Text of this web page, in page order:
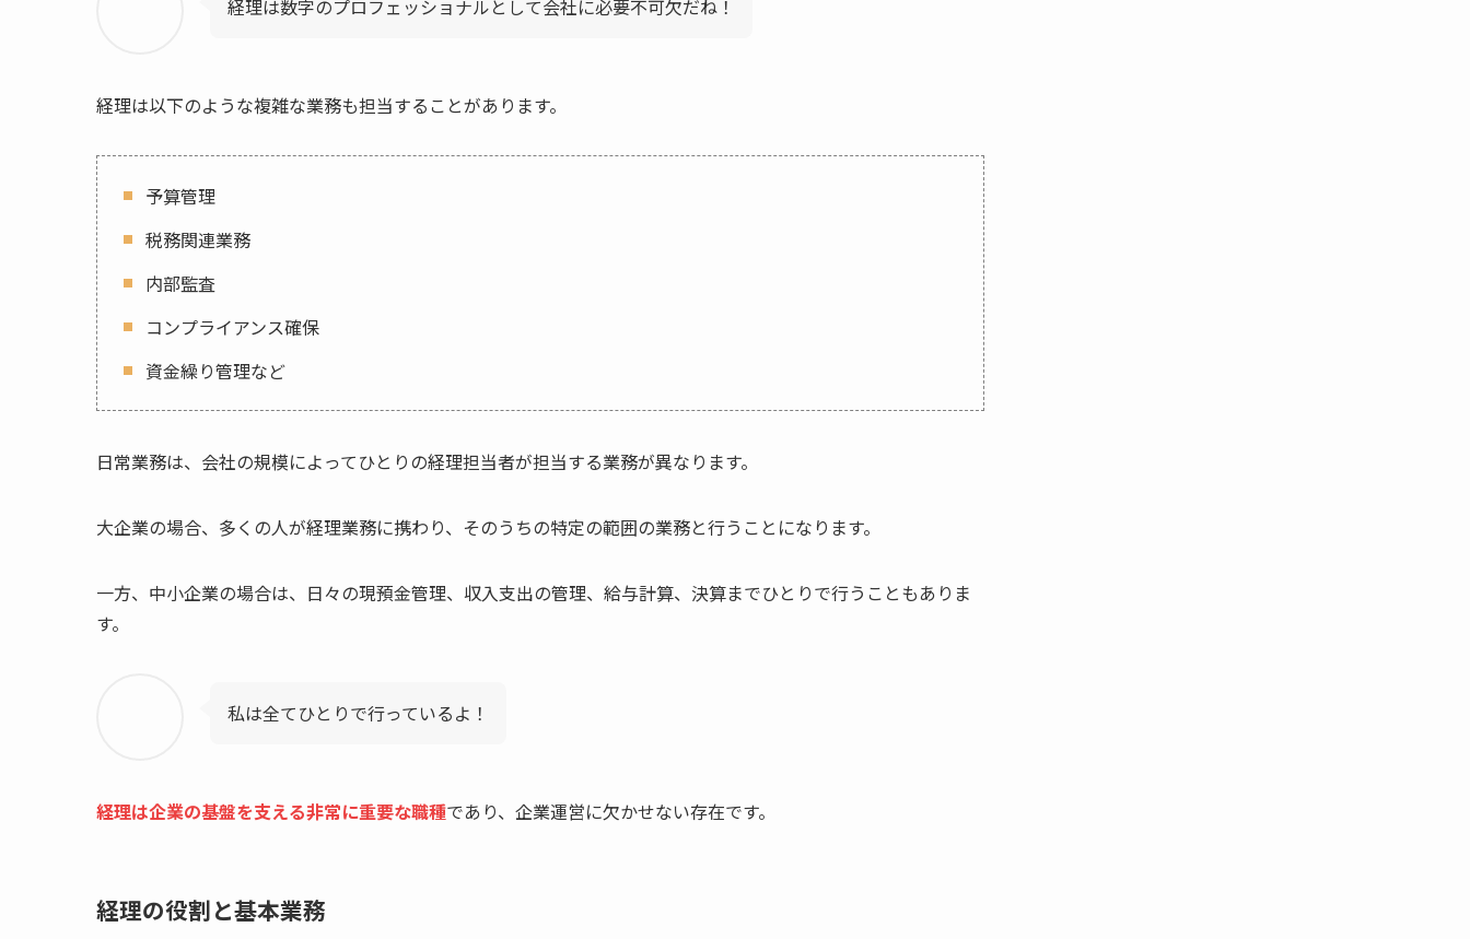
経理は数字のプロフェッショナルとして会社に必要不可欠だね！
経理は以下のような複雑な業務も担当することがあります。
予算管理
税務関連業務
内部監査
コンプライアンス確保
資金繰り管理など
日常業務は、会社の規模によってひとりの経理担当者が担当する業務が異なります。
大企業の場合、多くの人が経理業務に携わり、そのうちの特定の範囲の業務と行うことになります。
一方、中小企業の場合は、日々の現預金管理、収入支出の管理、給与計算、決算までひとりで行うこともありま
す。
私は全てひとりで行っているよ！
経理は企業の基盤を支える非常に重要な職種であり、企業運営に欠かせない存在です。
経理の役割と基本業務